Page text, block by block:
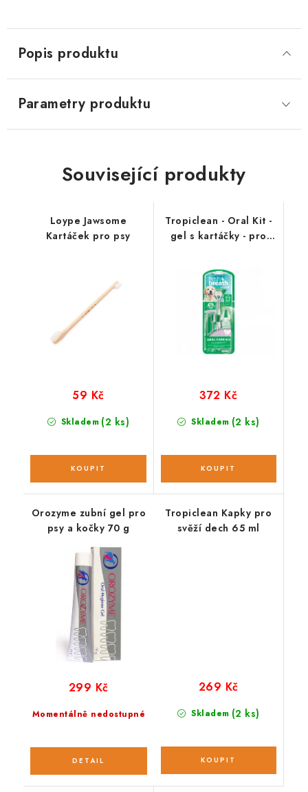
Popis produktu
Parametry produktu
Související produkty
Loype Jawsome
Kartáček pro psy
Skladem (2 ks)
59 Kč
Tropiclean - Oral Kit -
gel s kartáčky - pro
Skladem (2 ks)
372 Kč
Orozyme zubní gel pro
psy a kočky 70 g
Momentálně nedostupné
299 Kč
Tropiclean Kapky pro
svěží dech 65 ml
Skladem (2 ks)
269 Kč